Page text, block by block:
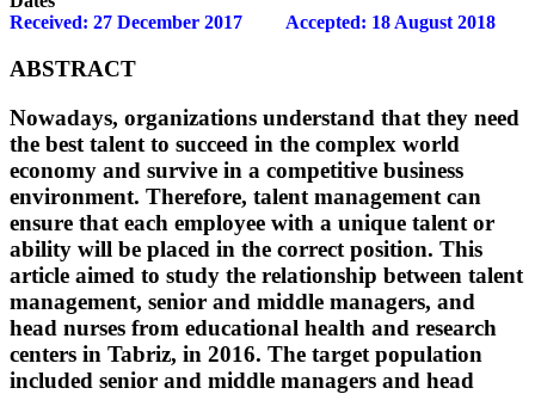
Received: 27 December 2017Accepted: 18
ABSTRACT
Nowadays, organizations understand that
the best talent to succeed in the complex
economy and survive in a competitive
environment. Therefore, talent
ensure that each employee with a unique
ability will be placed in the correct position.
article aimed to study the relationship
management, senior and middle managers,
head nurses from educational health and
centers in Tabriz, in 2016. The target
included senior and middle managers and